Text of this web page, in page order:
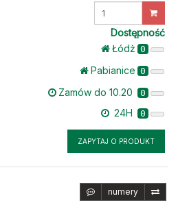
Dostępność
Łódż 0
Pabianice 0
Zamów do 10.20 0
24H 0
ZAPYTAJ O PRODUKT
numery